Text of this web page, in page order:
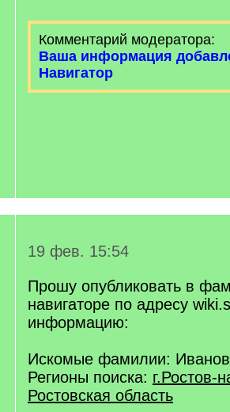
Комментарий модератора:
Ваша информация
Навигатор
19 фев. 15:54
Прошу опубликовать в
навигаторе по адресу
информацию:
Искомые фамилии:
Регионы поиска: г.Ростов-
Ростовская область